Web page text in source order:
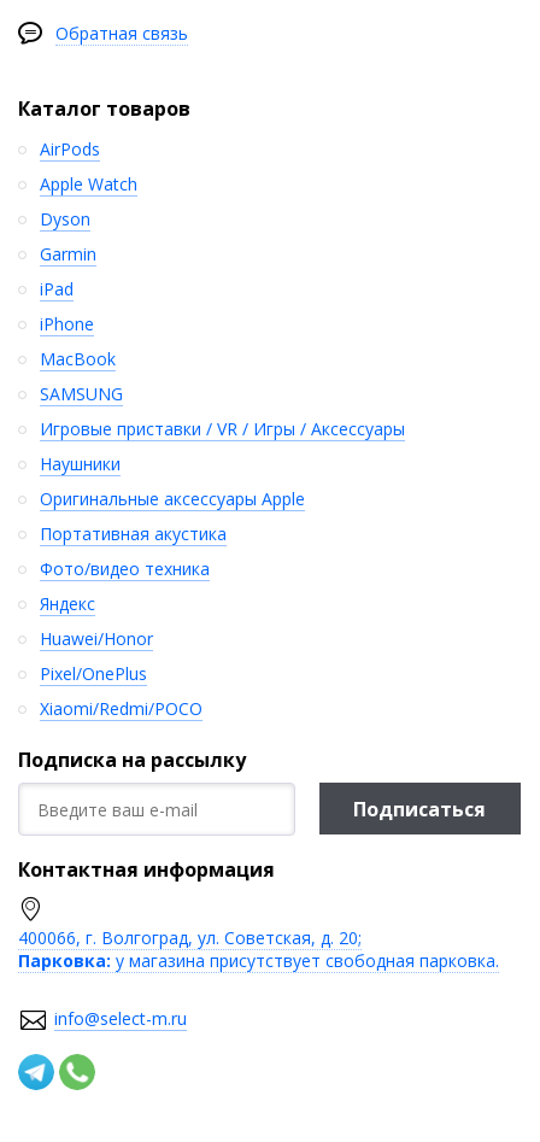
Обратная связь
Каталог товаров
AirPods
Apple Watch
Dyson
Garmin
iPad
iPhone
MacBook
SAMSUNG
Игровые приставки / VR / Игры / Аксессуары
Наушники
Оригинальные аксессуары Apple
Портативная акустика
Фото/видео техника
Яндекс
Huawei/Honor
Pixel/OnePlus
Xiaomi/Redmi/POCO
Подписка на рассылку
Подписаться
Контактная информация
400066, г. Волгоград, ул. Советская, д. 20;
Парковка: у магазина присутствует свободная парковка.
info@select-m.ru